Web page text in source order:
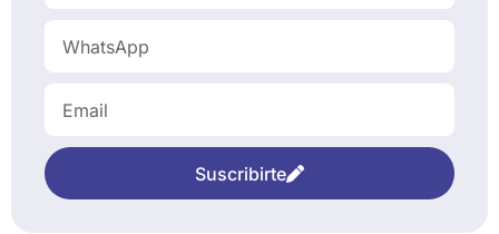
Suscribirte